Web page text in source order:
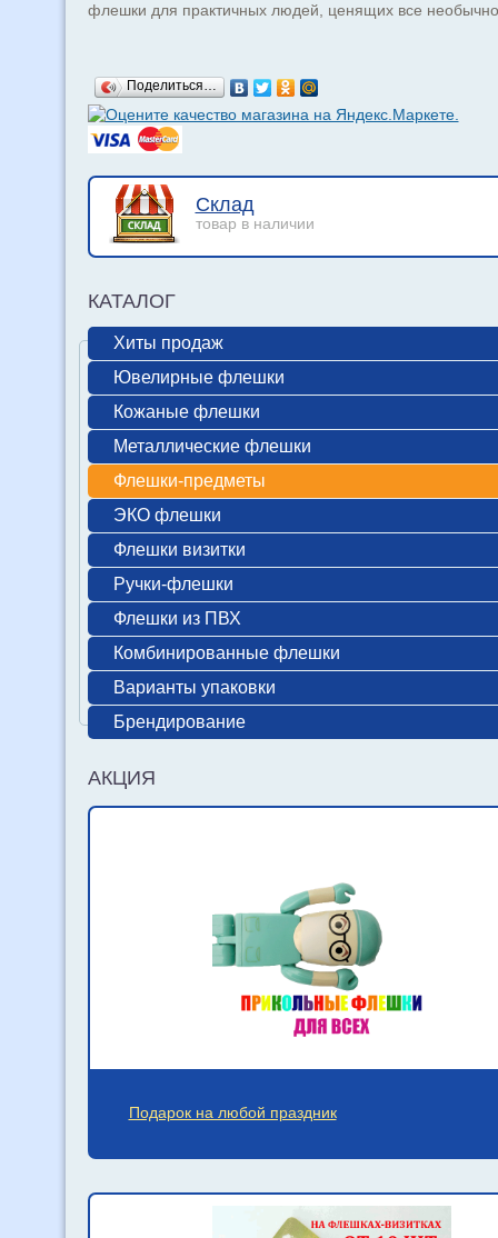
флешки для практичных людей, ценящих все
Поделиться…
Склад
товар в наличии
КАТАЛОГ
Хиты продаж
Ювелирные флешки
Кожаные флешки
Металлические флешки
Флешки-предметы
ЭКО флешки
Флешки визитки
Ручки-флешки
Флешки из ПВХ
Комбинированные флешки
Варианты упаковки
Брендирование
АКЦИЯ
Подарок на любой праздник